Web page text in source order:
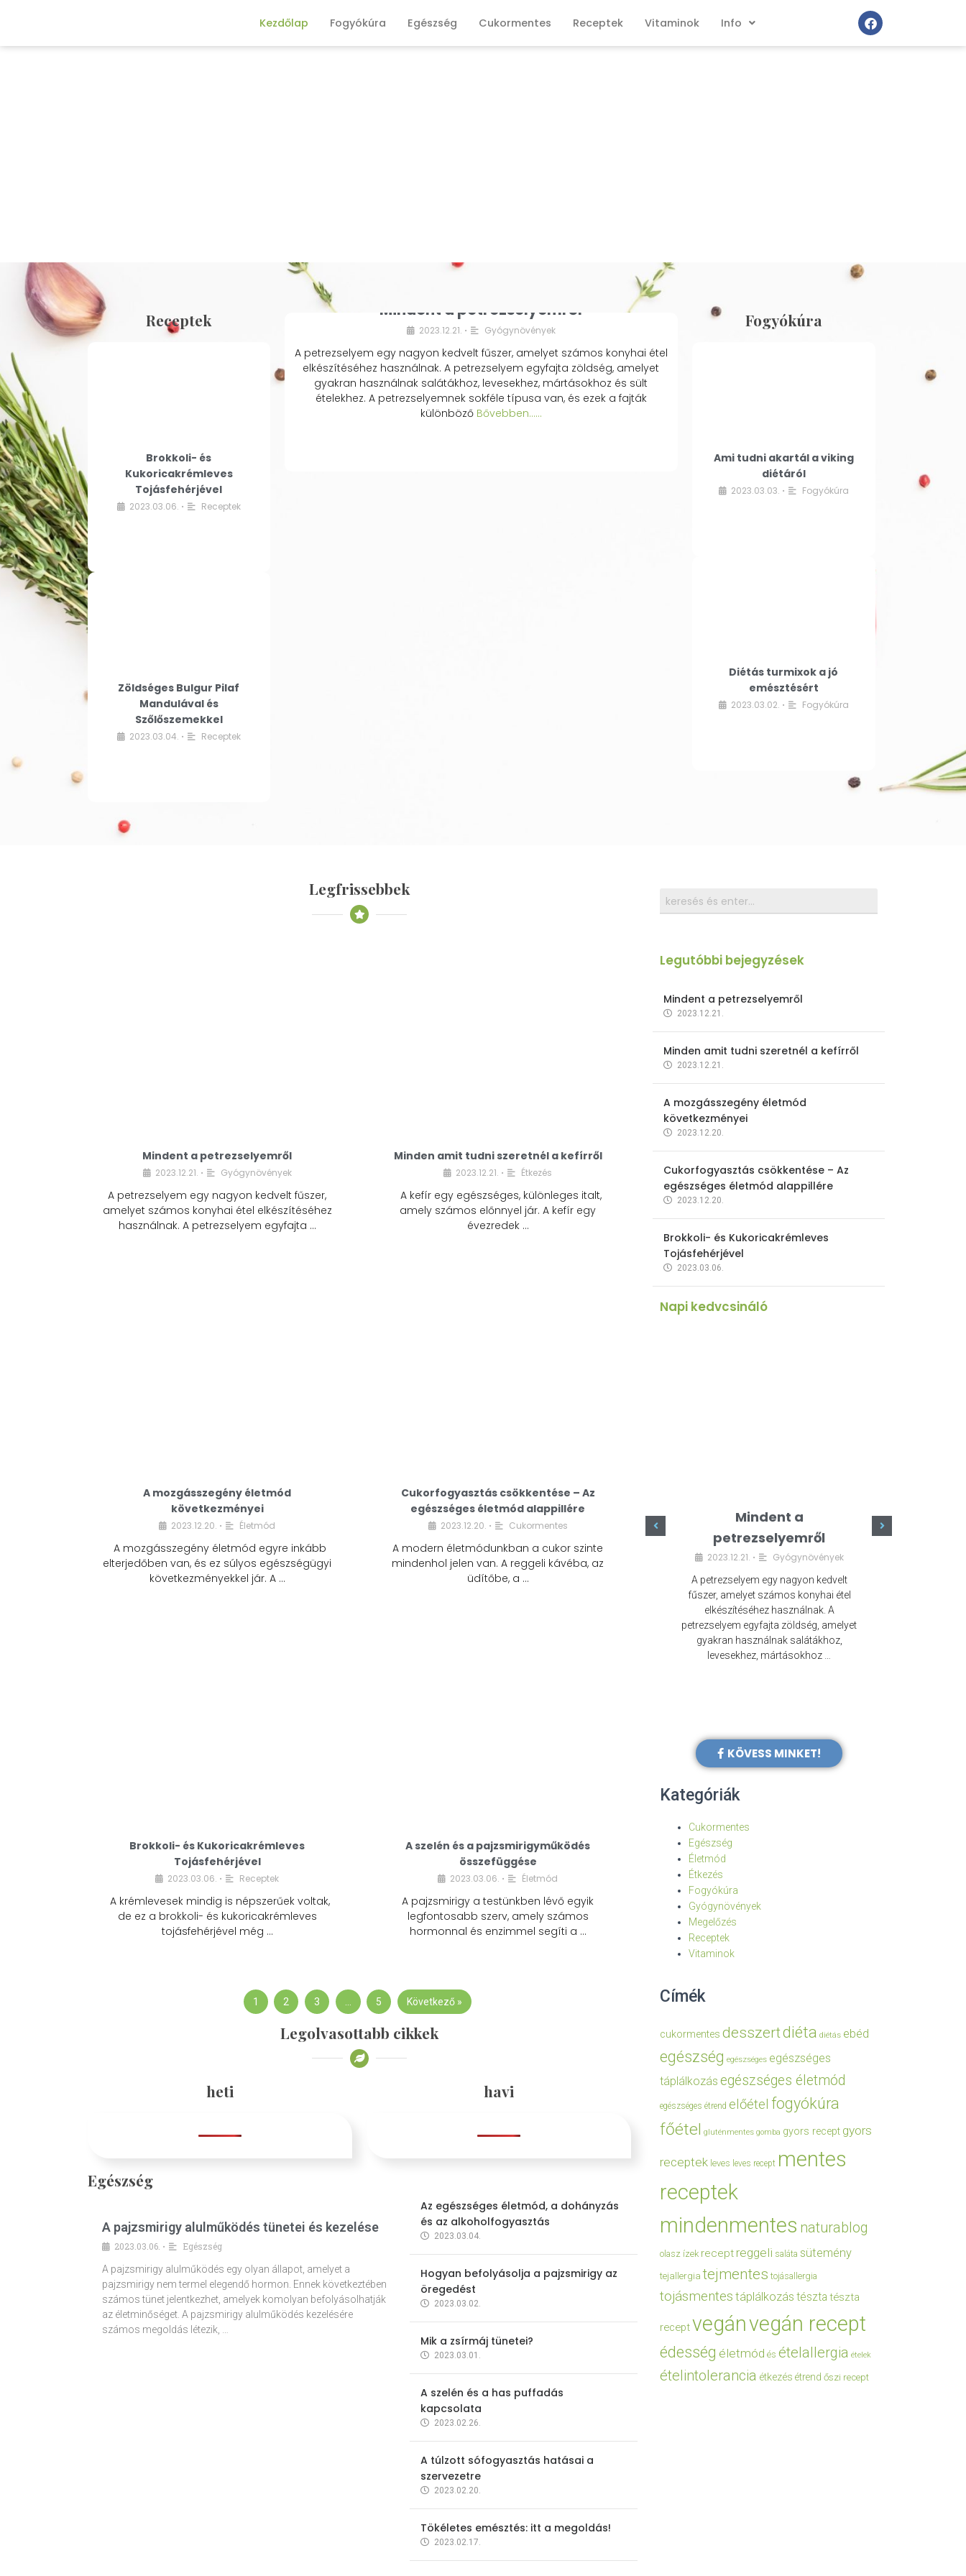
Kezdőlap Fogyókúra Egészség Cukormentes Receptek Vitaminok Info
Receptek
Brokkoli- és
Kukoricakrémleves
Tojásfehérjével
2023.03.06. • Receptek
Zöldséges Bulgur Pilaf
Mandulával és
Szőlőszemekkel
2023.03.04. • Receptek
Mindent a petrezselyemről
2023.12.21. • Gyógynövények
A petrezselyem egy nagyon kedvelt fűszer, amelyet számos konyhai étel
elkészítéséhez használnak. A petrezselyem egyfajta zöldség, amelyet
gyakran használnak salátákhoz, levesekhez, mártásokhoz és sült
ételekhez. A petrezselyemnek sokféle típusa van, és ezek a fajták
különbözőBővebben...…
Fogyókúra
Ami tudni akartál a viking
diétáról
2023.03.03. • Fogyókúra
Diétás turmixok a jó
emésztésért
2023.03.02. • Fogyókúra
Legfrissebbek
Mindent a petrezselyemről
2023.12.21. • Gyógynövények
A petrezselyem egy nagyon kedvelt fűszer,
amelyet számos konyhai étel elkészítéséhez
használnak. A petrezselyem egyfajta …
Minden amit tudni szeretnél a kefírről
2023.12.21. • Étkezés
A kefír egy egészséges, különleges italt,
amely számos előnnyel jár. A kefír egy
évezredek …
A mozgásszegény életmód
következményei
2023.12.20. • Életmód
A mozgásszegény életmód egyre inkább
elterjedőben van, és ez súlyos egészségügyi
következményekkel jár. A …
Cukorfogyasztás csökkentése – Az
egészséges életmód alappillére
2023.12.20. • Cukormentes
A modern életmódunkban a cukor szinte
mindenhol jelen van. A reggeli kávéba, az
üdítőbe, a …
Brokkoli- és Kukoricakrémleves
Tojásfehérjével
2023.03.06. • Receptek
A krémlevesek mindig is népszerűek voltak,
de ez a brokkoli- és kukoricakrémleves
tojásfehérjével még …
A szelén és a pajzsmirigyműködés
összefüggése
2023.03.06. • Életmód
A pajzsmirigy a testünkben lévő egyik
legfontosabb szerv, amely számos
hormonnal és enzimmel segíti a …
1 2 3 5 Következő »
Legolvasottabb cikkek
heti havi
Egészség
A pajzsmirigy alulműködés tünetei és kezelése
2023.03.06. •
Egészség
A pajzsmirigy alulműködés egy olyan állapot, amelyet a
pajzsmirigy nem termel elegendő hormon. Ennek következtében
számos tünet jelentkezhet, amelyek komolyan befolyásolhatják
az életminőséget. A pajzsmirigy alulműködés kezelésére
számos megoldás létezik, …
Az egészséges életmód, a dohányzás
és az alkoholfogyasztás
2023.03.04.
Hogyan befolyásolja a pajzsmirigy az
öregedést
2023.03.02.
Mik a zsírmáj tünetei?
2023.03.01.
A szelén és a has puffadás
kapcsolata
2023.02.26.
A túlzott sófogyasztás hatásai a
szervezetre
2023.02.20.
Tökéletes emésztés: itt a megoldás!
2023.02.17.
Legutóbbi bejegyzések
Mindent a petrezselyemről
2023.12.21.
Minden amit tudni szeretnél a kefírről
2023.12.21.
A mozgásszegény életmód
következményei
2023.12.20.
Cukorfogyasztás csökkentése – Az
egészséges életmód alappillére
2023.12.20.
Brokkoli- és Kukoricakrémleves
Tojásfehérjével
2023.03.06.
Napi kedvcsináló
Cukorfogyasztás
egészséges életmód
alappillére
Mindent a
petrezselyemről
2023.12.21. • Gyógynövények
A petrezselyem egy nagyon kedvelt
fűszer, amelyet számos konyhai étel
elkészítéséhez használnak. A
petrezselyem egyfajta zöldség, amelyet
gyakran használnak salátákhoz,
levesekhez, mártásokhoz …
KÖVESS MINKET!
Kategóriák
Cukormentes
Egészség
Életmód
Étkezés
Fogyókúra
Gyógynövények
Megelőzés
Receptek
Vitaminok
Címék
cukormentes desszertdiéta diétás ebéd
egészség egészséges egészséges
táplálkozás egészséges életmód
egészséges étrend előétel fogyókúra
főétel gluténmentes gomba gyors recept gyors
receptek leves leves recept mentes
receptek
mindenmentes naturablog
olasz ízek recept reggeli saláta sütemény
tejallergia tejmentes tojásallergia
tojásmentes táplálkozás tészta tészta
receptvegánvegán recept
édesség életmód és ételallergia ételek
ételintolerancia étkezés étrend őszi recept